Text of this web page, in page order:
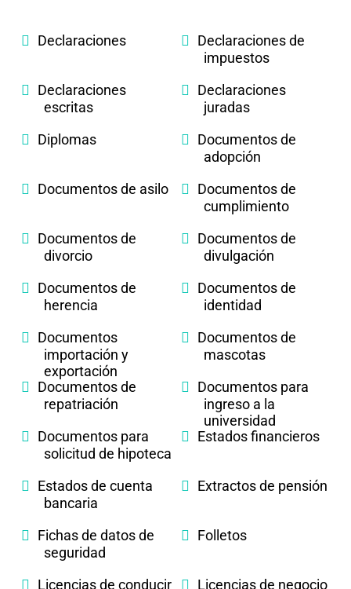
Declaraciones
Declaraciones de
impuestos
Declaraciones
escritas
Declaraciones
juradas
Diplomas
Documentos de
adopción
Documentos de asilo
Documentos de
cumplimiento
Documentos de
divorcio
Documentos de
divulgación
Documentos de
herencia
Documentos de
identidad
Documentos
importación y
exportación
Documentos de
mascotas
Documentos de
repatriación
Documentos para
ingreso a la
universidad
Documentos para
solicitud de hipoteca
Estados financieros
Estados de cuenta
bancaria
Extractos de pensión
Fichas de datos de
seguridad
Folletos
Licencias de conducir Licencias de negocio